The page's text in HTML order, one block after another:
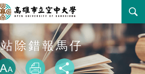
除錯報馬仔
略過字型切
放大
列印 分享